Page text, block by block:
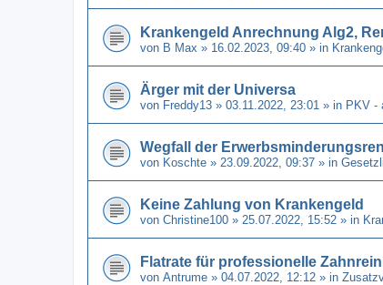
Krankengeld Anrechnung Alg2,
von B Max » 16.02.2023, 09:40 » in
Ärger mit der Universa
von Freddy13 » 03.11.2022, 23:01 » in PKV -
Wegfall der
von Koschte » 23.09.2022, 09:37 » in
Keine Zahlung von Krankengeld
von Christine100 » 25.07.2022, 15:52 » in
Flatrate für professionelle
von Antrume » 04.07.2022, 12:12 » in